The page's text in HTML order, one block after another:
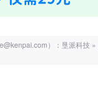
）： 垦派科技 »